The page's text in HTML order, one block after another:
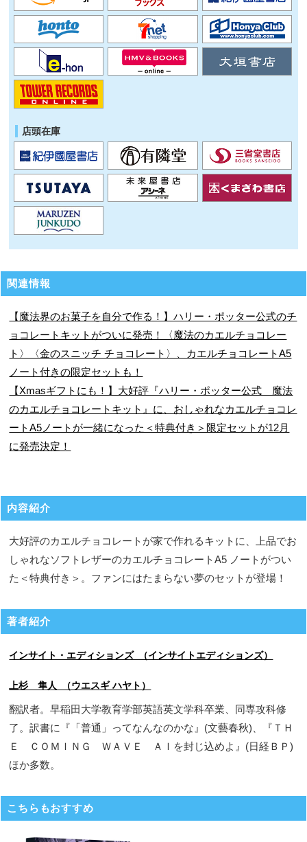
店頭在庫
関連情報
【魔法界のお菓子を自分で作る！】ハリー・ポッター公式のチ
ョコレートキットがついに発売！〈魔法のカエルチョコレー
ト〉〈金のスニッチ チョコレート〉、カエルチョコレートA5
ノート付きの限定セットも！
【Xmasギフトにも！】大好評『ハリー・ポッター公式 魔法
のカエルチョコレートキット』に、おしゃれなカエルチョコレ
ートA5ノートが一緒になった＜特典付き＞限定セットが12月
に発売決定！
内容紹介
大好評のカエルチョコレートが家で作れるキットに、上品でお
しゃれなソフトレザーのカエルチョコレートA5 ノートがつい
た＜特典付き＞。ファンにはたまらない夢のセットが登場！
著者紹介
インサイト・エディションズ （インサイトエディションズ）
上杉 隼人 （ウエスギ ハヤト）
翻訳者。早稲田大学教育学部英語英文学科卒業、同専攻科修
了。訳書に『「普通」ってなんなのかな』(文藝春秋)、『ＴＨ
Ｅ ＣＯＭＩＮＧ ＷＡＶＥ ＡＩを封じ込めよ』(日経ＢＰ)
ほか多数。
こちらもおすすめ